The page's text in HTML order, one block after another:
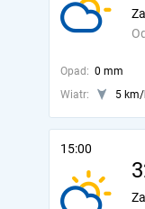
Opad: 0 mm
Wiatr:
5
15:00